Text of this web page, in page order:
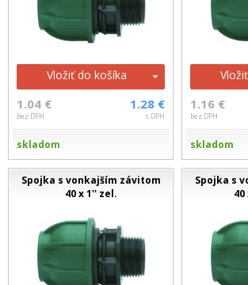
Vložiť do košíka
1.04 €
bez DPH
1.28 €
s DPH
skladom
1.16 €
bez DPH
skladom
Spojka s vonkajším závitom
40 x 1'' zel.
Spojka s